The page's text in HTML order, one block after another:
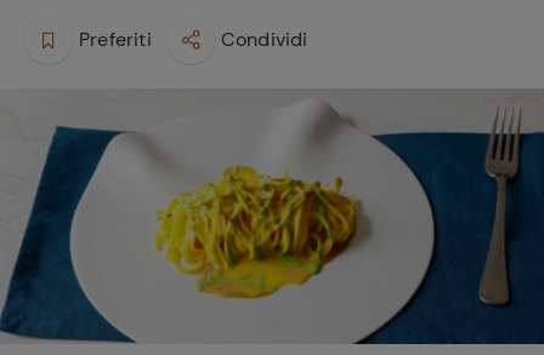
ricetta
il
la frutta
sensi di
Preferiti Condividi